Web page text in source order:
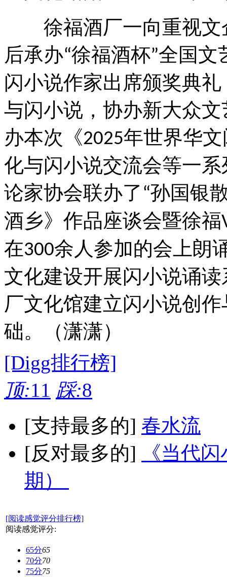
徐福酒厂一向重视文
后承办“徐福酒杯”全国文
闪小说作家出席颁奖典
与闪小说，协办新大众
办本次《2025年世界华
化与闪小说交流会等一
论家协会联办了 “孙国银
酒乡》作品座谈会暨徐福
在300余人参加的会上朗
文化建设开展闪小说诵
厂文化馆建立闪小说创
础。（潇潇）
[Digg排行榜]
顶:11 踩:8
[支持最多的] 春水流
[反对最多的]
《当代
期）
[阅读感觉评分排行榜]
阅读感觉评分:
65分65
70分70
75分75